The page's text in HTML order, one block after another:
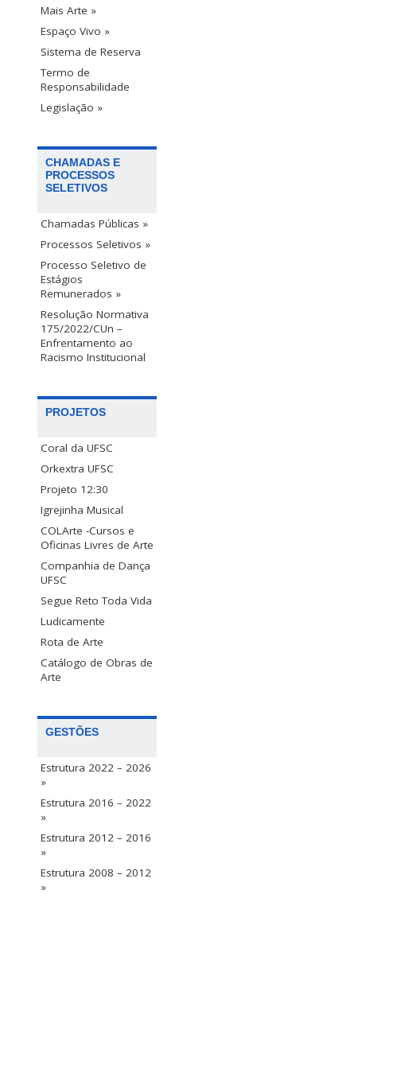
Mais Arte »
Espaço Vivo »
Sistema de Reserva
Termo de
Responsabilidade
Legislação »
CHAMADAS E
PROCESSOS
SELETIVOS
Chamadas Públicas »
Processos Seletivos »
Processo Seletivo de
Estágios
Remunerados »
Resolução Normativa
175/2022/CUn –
Enfrentamento ao
Racismo Institucional
PROJETOS
Coral da UFSC
Orkextra UFSC
Projeto 12:30
Igrejinha Musical
COLArte -Cursos e
Oficinas Livres de Arte
Companhia de Dança
UFSC
Segue Reto Toda Vida
Ludicamente
Rota de Arte
Catálogo de Obras de
Arte
GESTÕES
Estrutura 2022 – 2026
»
Estrutura 2016 – 2022
»
Estrutura 2012 – 2016
»
Estrutura 2008 – 2012
»